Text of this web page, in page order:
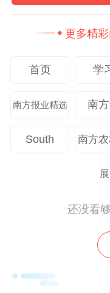
承发展的需求。
作为文化传播的
电影对地方历史
《阿嬷》为例，
地方文化的深入
的广东华侨历
于广东华侨历史
多万人，占全国
更多精
首页 学
南方报业精选 南
South 南方
还没看